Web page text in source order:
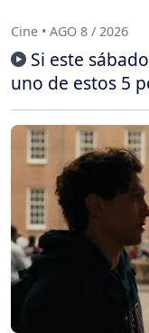
Cine • AGO 8 / 2026
Si este
uno de estos 5